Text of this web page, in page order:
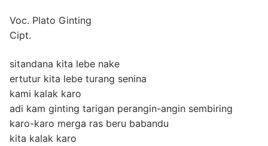
Voc. Plato Ginting
Cipt.
sitandana kita lebe nake
ertutur kita lebe turang senina
kami kalak karo
adi kam ginting tarigan perangin-angin sembiring
karo-karo merga ras beru babandu
kita kalak karo